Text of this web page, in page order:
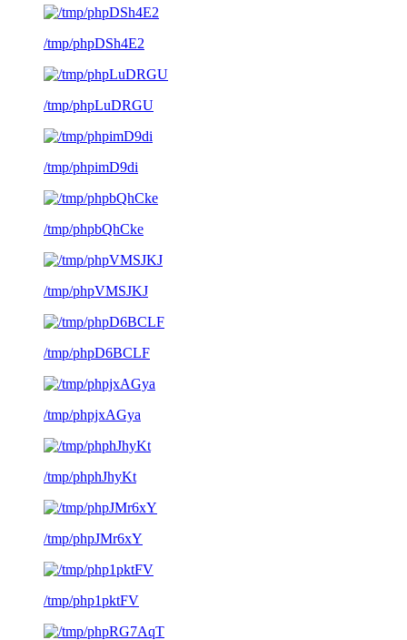
/tmp/phpDSh4E2
/tmp/phpLuDRGU
/tmp/phpimD9di
/tmp/phpbQhCke
/tmp/phpVMSJKJ
/tmp/phpD6BCLF
/tmp/phpjxAGya
/tmp/phphJhyKt
/tmp/phpJMr6xY
/tmp/php1pktFV